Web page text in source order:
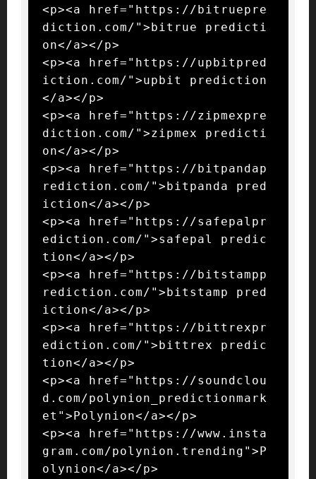
<p><a href="https://bitruepre
diction.com/">bitrue predicti
on</a></p>
<p><a href="https://upbitpred
iction.com/">upbit prediction
</a></p>
<p><a href="https://zipmexpre
diction.com/">zipmex predicti
on</a></p>
<p><a href="https://bitpandap
rediction.com/">bitpanda pred
iction</a></p>
<p><a href="https://safepalpr
ediction.com/">safepal predic
tion</a></p>
<p><a href="https://bitstampp
rediction.com/">bitstamp pred
iction</a></p>
<p><a href="https://bittrexpr
ediction.com/">bittrex predic
tion</a></p>
<p><a href="https://soundclou
d.com/polynion_predictionmark
et">Polynion</a></p>
<p><a href="https://www.insta
gram.com/polynion.trending">P
olynion</a></p>